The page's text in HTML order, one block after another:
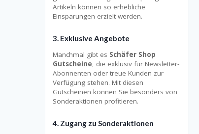
Artikeln können so erhebliche
Einsparungen erzielt werden.
3. Exklusive Angebote
Manchmal gibt es Schäfer Shop
Gutscheine, die exklusiv für Newsletter-
Abonnenten oder treue Kunden zur
Verfügung stehen. Mit diesen
Gutscheinen können Sie besonders von
Sonderaktionen profitieren.
4. Zugang zu Sonderaktionen